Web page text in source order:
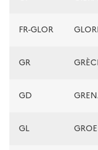
FR-GLOR
GR
GD
GL